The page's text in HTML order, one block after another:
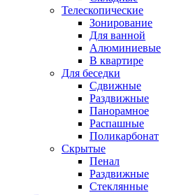
Телескопические
Зонирование
Для ванной
Алюминиевые
В квартире
Для беседки
Сдвижные
Раздвижные
Панорамное
Распашные
Поликарбонат
Скрытые
Пенал
Раздвижные
Стеклянные